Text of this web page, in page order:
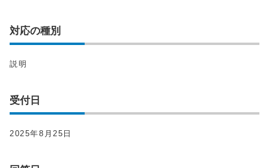
対応の種別
説明
受付日
2025年8月25日